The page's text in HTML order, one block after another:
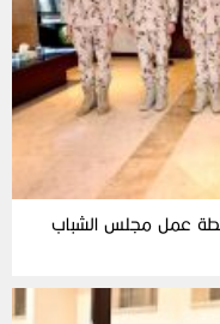
عمل مجلس الشباب